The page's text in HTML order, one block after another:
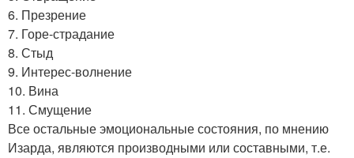
6. Презрение
7. Горе-страдание
8. Стыд
9. Интерес-волнение
10. Вина
11. Смущение
Все остальные эмоциональные состояния, по мнению
Изарда, являются производными или составными, т.е.